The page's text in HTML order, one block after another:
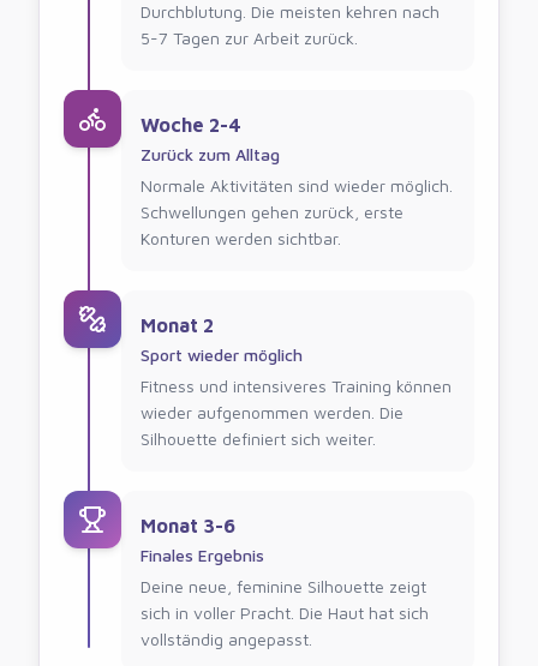
Durchblutung. Die meisten kehren nach
5-7 Tagen zur Arbeit zurück.
Woche 2-4
Zurück zum Alltag
Normale Aktivitäten sind wieder möglich.
Schwellungen gehen zurück, erste
Konturen werden sichtbar.
Monat 2
Sport wieder möglich
Fitness und intensiveres Training können
wieder aufgenommen werden. Die
Silhouette definiert sich weiter.
Monat 3-6
Finales Ergebnis
Deine neue, feminine Silhouette zeigt
sich in voller Pracht. Die Haut hat sich
vollständig angepasst.